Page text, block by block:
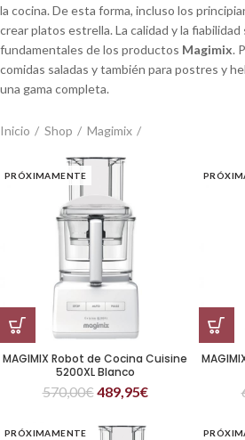
la cocina. De esta forma, incluso los
crear platos estrella. La calidad y la
fundamentales de los productos Magimix.
comidas saladas y también para postres y
una gama completa.
Inicio Shop Magimix
PRÓXIMAMENTE
MAGIMIX Robot de Cocina Cuisine
5200XL Blanco
570,00€489,95€
PRÓXIMAMENTE